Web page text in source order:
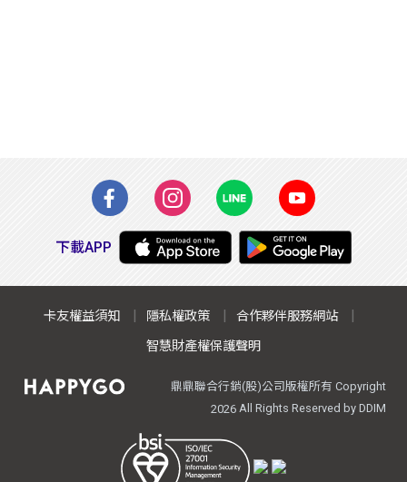
下載APP
卡友權益須知 隱私權政策
合作夥伴服務網站
智慧財產權保護聲明
鼎鼎聯合行銷(股)公司版權所有 Copyright
2026All Rights Reserved by DDIM